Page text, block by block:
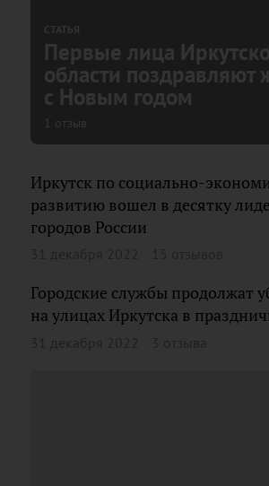
СТАТЬЯ
Первые лица
области поздравляют
с Новым годом
1 отзыв
Иркутск по социально-
развитию вошел в десятку
городов России
Городские службы продолжат
на улицах Иркутска в